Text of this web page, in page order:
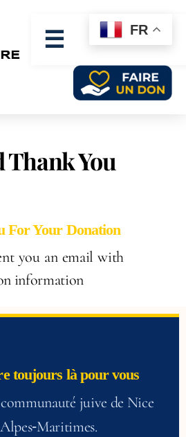
☰
Thank You
For Your Donation
you an email with
information
toujours là pour vous
juive de Nice
FR